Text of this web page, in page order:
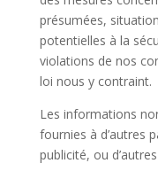
présumées,
potentielles à la
violations de nos
loi nous y contraint.
Les informations
fournies à d’autres
publicité, ou